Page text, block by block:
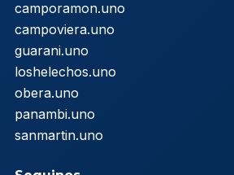
camporamon.uno
campoviera.uno
guarani.uno
loshelechos.uno
obera.uno
panambi.uno
sanmartin.uno